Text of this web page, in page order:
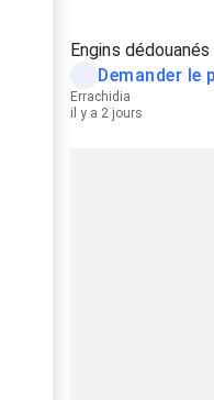
Engins
Demander le
Errachidia
il y a 2 jours